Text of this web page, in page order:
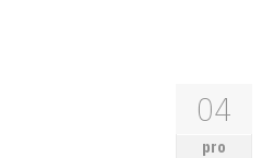
04
pro